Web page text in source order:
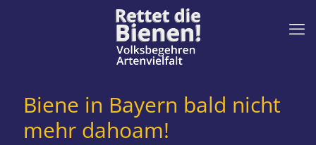
Biene in Bayern bald nicht
mehr dahoam!